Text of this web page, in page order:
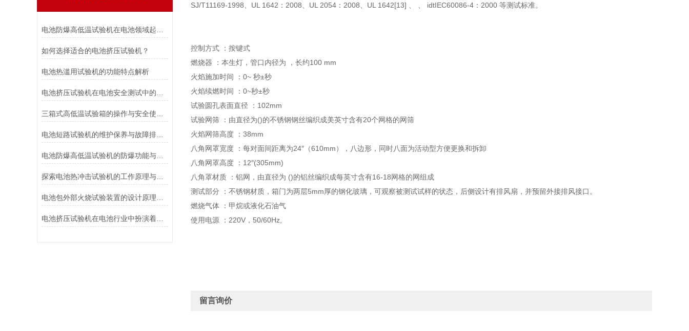
如何选择适合的电池挤压试验机？
电池热滥用试验机的功能特点解析
电池短路试验机的维护保养与故障排除技巧分享
电池防爆高低温试验机的防爆功能与安全保障说明
探索电池热冲击试验机的工作原理与应用
SJ/T11169-1998、UL 1642：2008、UL 2054：2008、UL 1642[13] 、 、 idtIEC60086-4：2000 等测试标准。
控制方式 ：按键式
燃烧器 ：本生灯，管口内径为 ，长约100 mm
火焰施加时间 ：0~ 秒±秒
火焰续燃时间 ：0~秒±秒
试验圆孔表面直径 ：102mm
试验网筛 ：由直径为()的不锈钢钢丝编织成美英寸含有20个网格的网筛
火焰网筛高度 ：38mm
八角网罩宽度 ：每对面间距离为24″（610mm），八边形，同时八面为活动型方便更换和拆卸
八角网罩高度 ：12″(305mm)
八角罩材质 ：铝网，由直径为 ()的铝丝编织成每英寸含有16-18网格的网组成
测试部分 ：不锈钢材质，箱门为两层5mm厚的钢化玻璃，可观察被测试试样的状态，后侧设计有排风扇，并预留外接排风接口。
燃烧气体 ：甲烷或液化石油气
使用电源 ：220V，50/60Hz,
留言询价